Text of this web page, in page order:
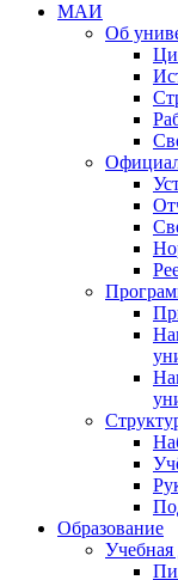
МАИ
Об
Образование
Учебная